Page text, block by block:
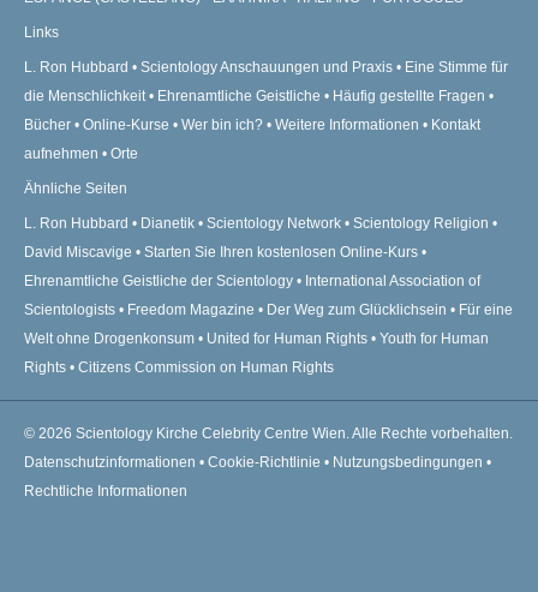
Links
L. Ron Hubbard Scientology Anschauungen und Praxis
Eine Stimme für
die Menschlichkeit
Ehrenamtliche Geistliche
Häufig gestellte Fragen
Bücher
Online-Kurse Wer bin ich? Weitere Informationen
Kontakt
aufnehmen
Orte
Ähnliche Seiten
L. Ron Hubbard Dianetik Scientology Network
Scientology Religion
David Miscavige
Starten Sie Ihren kostenlosen Online-Kurs
Ehrenamtliche Geistliche der Scientology
International Association of
Scientologists
Freedom Magazine Der Weg zum Glücklichsein
Für eine
Welt ohne Drogenkonsum
United for Human Rights
Youth for Human
Rights
Citizens Commission on Human Rights
© 2026 Scientology Kirche Celebrity Centre Wien.Alle Rechte vorbehalten.
Datenschutzinformationen • Cookie-Richtlinie • Nutzungsbedingungen •
Rechtliche Informationen